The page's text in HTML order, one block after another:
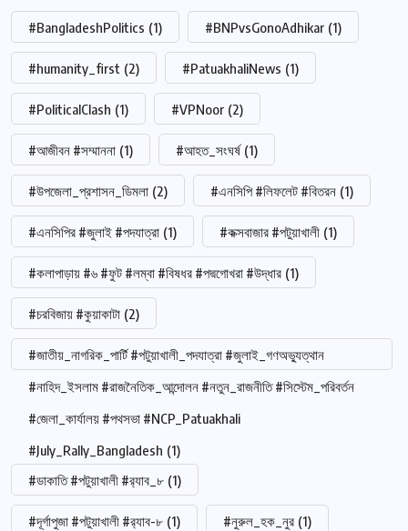
#BangladeshPolitics (1) #BNPvsGonoAdhikar (1)
#humanity_first (2) #PatuakhaliNews (1)
#PoliticalClash (1) #VPNoor (2)
#আজীবন #সম্মাননা (1) #আহত_সংঘর্ষ (1)
#উপজেলা_প্রশাসন_ডিমলা (2) #এনসিপি #লিফলেট #বিতরন (1)
#এনসিপির #জুলাই #পদযাত্রা (1) #কক্সবাজার #পটুয়াখালী (1)
#কলাপাড়ায় #৬ #ফুট #লম্বা #বিষধর #পদ্মগোখরা #উদ্ধার (1)
#চরবিজায় #কুয়াকাটা (2)
#জাতীয়_নাগরিক_পার্টি #পটুয়াখালী_পদযাত্রা #জুলাই_গণঅভ্যুত্থান
#নাহিদ_ইসলাম #রাজনৈতিক_আন্দোলন #নতুন_রাজনীতি #সিস্টেম_পরিবর্তন
#জেলা_কার্যালয় #পথসভা #NCP_Patuakhali
#July_Rally_Bangladesh (1)
#ডাকাতি #পটুয়াখালী #র‍্যাব_৮ (1)
#দূর্গাপুজা #পটুয়াখালী #র‍্যাব-৮ (1) #নুরুল_হক_নুর (1)